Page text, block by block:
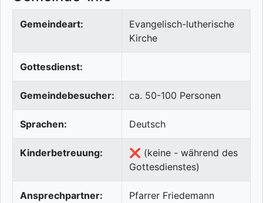
Gemeindeart:
Evangelisch-lutherische
Kirche
Gottesdienst:
Gemeindebesucher: ca. 50-100 Personen
Sprachen: Deutsch
Kinderbetreuung:
❌ (keine - während des
Gottesdienstes)
Ansprechpartner:
Pfarrer Friedemann